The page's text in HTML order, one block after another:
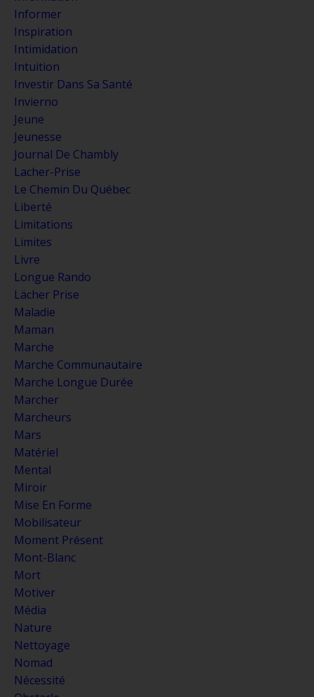
Informer
Inspiration
Intimidation
Intuition
Investir Dans Sa Santé
Invierno
Jeune
Jeunesse
Journal De Chambly
Lacher-Prise
Le Chemin Du Québec
Liberté
Limitations
Limites
Livre
Longue Rando
Lächer Prise
Maladie
Maman
Marche
Marche Communautaire
Marche Longue Durée
Marcher
Marcheurs
Mars
Matériel
Mental
Miroir
Mise En Forme
Mobilisateur
Moment Présent
Mont-Blanc
Mort
Motiver
Média
Nature
Nettoyage
Nomad
Nécessité